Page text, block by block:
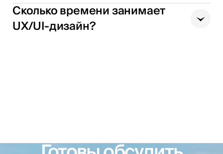
Сколько времени занимает
UX/UI-дизайн?